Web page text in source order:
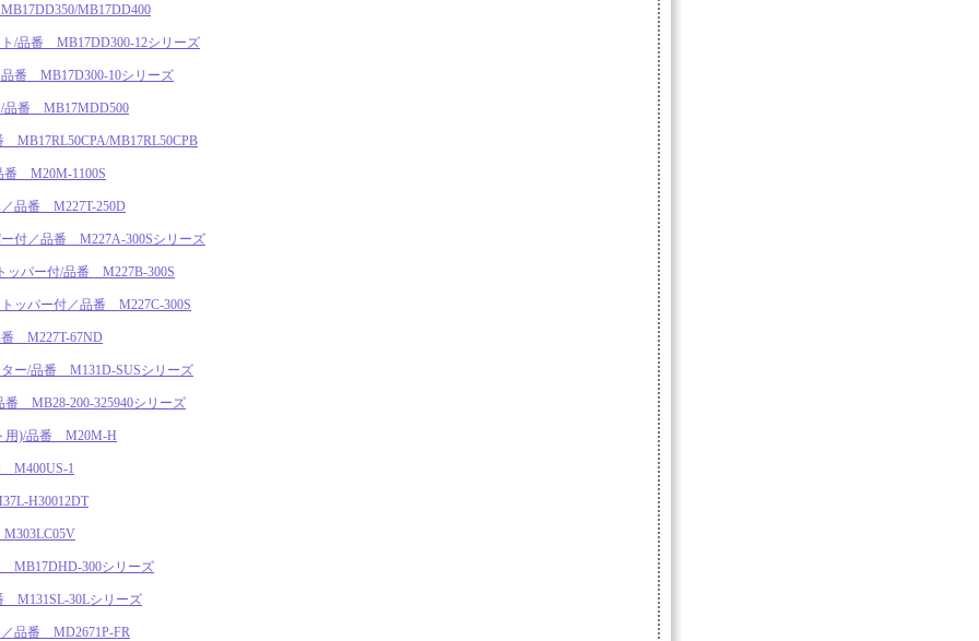
MB17DD400
/品番 MB17DD300-12シリーズ
番 MB17D300-10シリーズ
/品番 MB17MDD500
MB17RL50CPA/MB17RL50CPB
番 M20M-1100S
品番 M227T-250D
付／品番 M227A-300Sシリーズ
ッパー付/品番 M227B-300S
ッパー付／品番 M227C-300S
番 M227T-67ND
ー/品番 M131D-SUSシリーズ
番 MB28-200-325940シリーズ
用)/品番 M20M-H
M400US-1
H30012DT
MB17DHD-300シリーズ
M131SL-30Lシリーズ
品番 MD2671P-FR